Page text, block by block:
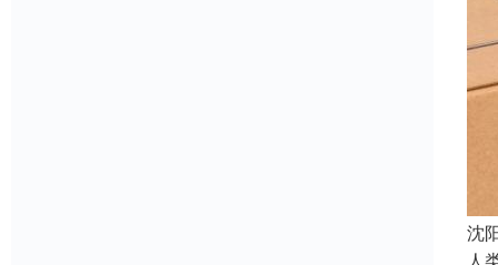
沈